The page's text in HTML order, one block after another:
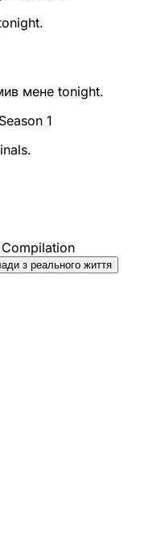
мене tonight.
1
з реального життя